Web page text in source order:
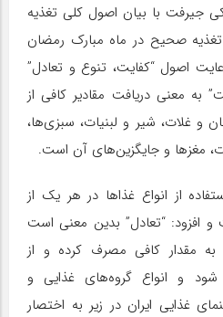
جیرفت با بیان اصول کلی تغذیه
صحیح در ماه مبارک رمضان
اصول “کفایت، تنوع و تعادل”
به معنی دریافت مقادیر کافی از
و غلات، شیر و لبنیات، سبزی‌ها،
مغزها و جایگزین‌های آن است.
از انواع غذاها در هر یک از
افزود: “تعادل” بدین معنی است
مقدار کافی مصرف کرده و از
و انواع گروه‌های غذایی و
غذایی ایران در زیر به اختصار